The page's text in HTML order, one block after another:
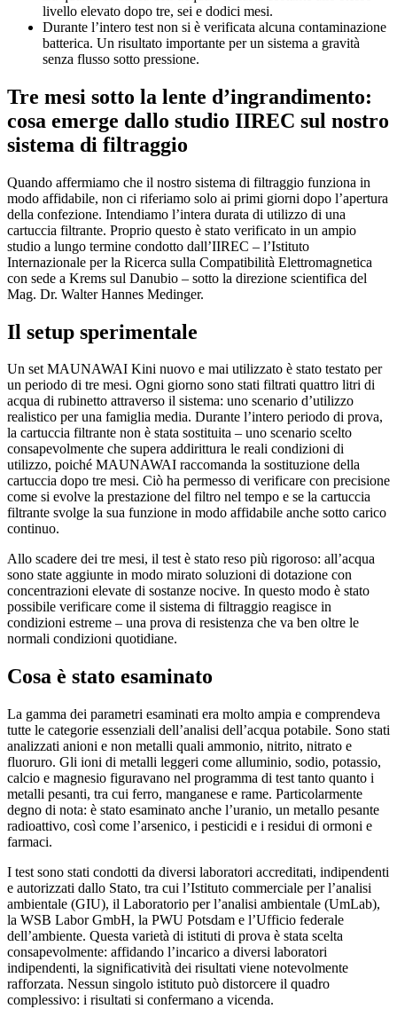
livello elevato dopo tre, sei e dodici mesi.
Durante l’intero test non si è verificata alcuna contaminazione
batterica. Un risultato importante per un sistema a gravità
senza flusso sotto pressione.
Tre mesi sotto la lente d’ingrandimento:
cosa emerge dallo studio IIREC sul nostro
sistema di filtraggio
Quando affermiamo che il nostro sistema di filtraggio funziona in
modo affidabile, non ci riferiamo solo ai primi giorni dopo l’apertura
della confezione. Intendiamo l’intera durata di utilizzo di una
cartuccia filtrante. Proprio questo è stato verificato in un ampio
studio a lungo termine condotto dall’IIREC – l’Istituto
Internazionale per la Ricerca sulla Compatibilità Elettromagnetica
con sede a Krems sul Danubio – sotto la direzione scientifica del
Mag. Dr. Walter Hannes Medinger.
Il setup sperimentale
Un set MAUNAWAI Kini nuovo e mai utilizzato è stato testato per
un periodo di tre mesi. Ogni giorno sono stati filtrati quattro litri di
acqua di rubinetto attraverso il sistema: uno scenario d’utilizzo
realistico per una famiglia media. Durante l’intero periodo di prova,
la cartuccia filtrante non è stata sostituita – uno scenario scelto
consapevolmente che supera addirittura le reali condizioni di
utilizzo, poiché MAUNAWAI raccomanda la sostituzione della
cartuccia dopo tre mesi. Ciò ha permesso di verificare con precisione
come si evolve la prestazione del filtro nel tempo e se la cartuccia
filtrante svolge la sua funzione in modo affidabile anche sotto carico
continuo.
Allo scadere dei tre mesi, il test è stato reso più rigoroso: all’acqua
sono state aggiunte in modo mirato soluzioni di dotazione con
concentrazioni elevate di sostanze nocive. In questo modo è stato
possibile verificare come il sistema di filtraggio reagisce in
condizioni estreme – una prova di resistenza che va ben oltre le
normali condizioni quotidiane.
Cosa è stato esaminato
La gamma dei parametri esaminati era molto ampia e comprendeva
tutte le categorie essenziali dell’analisi dell’acqua potabile. Sono stati
analizzati anioni e non metalli quali ammonio, nitrito, nitrato e
fluoruro. Gli ioni di metalli leggeri come alluminio, sodio, potassio,
calcio e magnesio figuravano nel programma di test tanto quanto i
metalli pesanti, tra cui ferro, manganese e rame. Particolarmente
degno di nota: è stato esaminato anche l’uranio, un metallo pesante
radioattivo, così come l’arsenico, i pesticidi e i residui di ormoni e
farmaci.
I test sono stati condotti da diversi laboratori accreditati, indipendenti
e autorizzati dallo Stato, tra cui l’Istituto commerciale per l’analisi
ambientale (GIU), il Laboratorio per l’analisi ambientale (UmLab),
la WSB Labor GmbH, la PWU Potsdam e l’Ufficio federale
dell’ambiente. Questa varietà di istituti di prova è stata scelta
consapevolmente: affidando l’incarico a diversi laboratori
indipendenti, la significatività dei risultati viene notevolmente
rafforzata. Nessun singolo istituto può distorcere il quadro
complessivo: i risultati si confermano a vicenda.